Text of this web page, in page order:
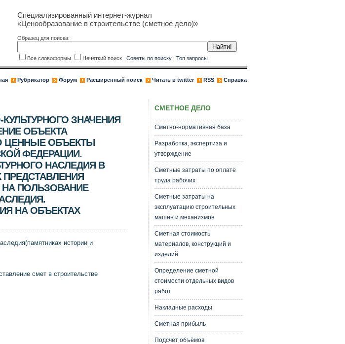
Специализированный интернет-журнал
«Ценообразование в строительстве (сметное дело)»
Образец для поиска:
Все словоформы Нечеткий поиск Советы по поиску| Топ запросы
Рубрикатор Форум Расширенный поиск Читать в twitter RSS Справка
ЗНАЧЕНИЯ
ОБЪЕКТА
ЦЕННЫЕ ОБЪЕКТЫ
ФЕДЕРАЦИИ.
НАСЛЕДИЯ В
ПОЛЬЗОВАНИЕ
НА ОБЪЕКТАХ
истории и
смет в строительстве
СМЕТНОЕ ДЕЛО
Сметно-нормативная база
Разработка, экспертиза и
утверждение
Сметные затраты по оплате
труда рабочих
Сметные затраты на
эксплуатацию строительных
машин и механизмов
Сметная стоимость
материалов, конструкций и
изделий
Определение сметной
стоимости отдельных видов
работ
Накладные расходы
Сметная прибыль
Подсчет объёмов